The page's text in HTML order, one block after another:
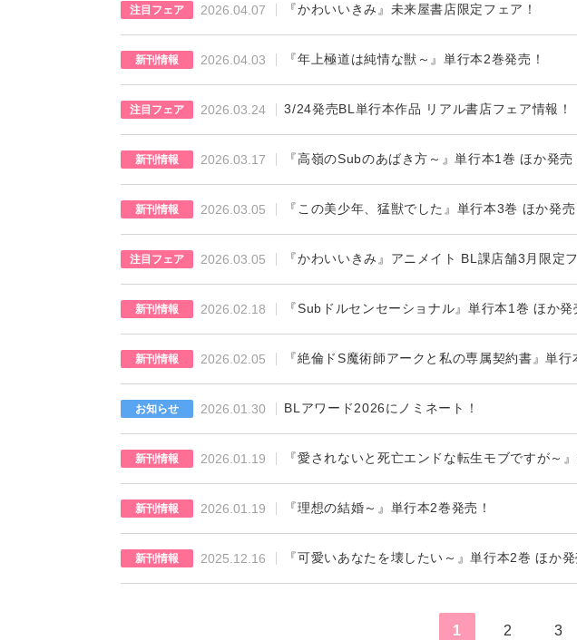
注目フェア 2026.04.07 『かわいいきみ』未来屋書店限定フェア！
新刊情報 2026.04.03 『年上極道は純情な獣～』単行本2巻発売！
注目フェア 2026.03.24 3/24発売BL単行本作品 リアル書店フェア情報！
新刊情報 2026.03.17 『高嶺のSubのあばき方～』単行本1巻 ほか発売
新刊情報 2026.03.05 『この美少年、猛獣でした』単行本3巻 ほか発売
注目フェア 2026.03.05 『かわいいきみ』アニメイト BL課店舗3月限定フ
新刊情報 2026.02.18 『Subドルセンセーショナル』単行本1巻 ほか発
新刊情報 2026.02.05 『絶倫ドS魔術師アークと私の専属契約書』単行
お知らせ 2026.01.30 BLアワード2026にノミネート！
新刊情報 2026.01.19 『愛されないと死亡エンドな転生モブですが～
新刊情報 2026.01.19 『理想の結婚～』単行本2巻発売！
新刊情報 2025.12.16 『可愛いあなたを壊したい～』単行本2巻 ほか発
1 2 3